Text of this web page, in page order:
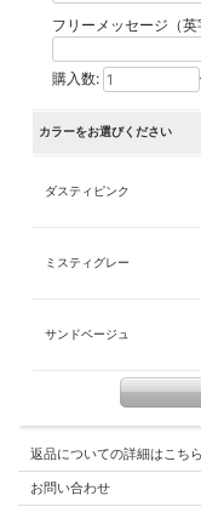
フリーメッセージ（
購入数:
カラーをお選びください
ダスティピンク
ミスティグレー
サンドベージュ
返品についての詳細はこちら
お問い合わせ